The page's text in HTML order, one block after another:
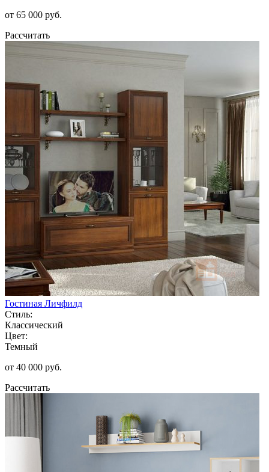
от 65 000 руб.
Рассчитать
Гостиная Личфилд
Стиль:
Классический
Цвет:
Темный
от 40 000 руб.
Рассчитать